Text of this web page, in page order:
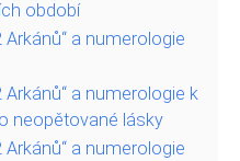
období
Arkánů“ a numerologie
Arkánů“ a numerologie k
neopětované lásky
Arkánů“ a numerologie